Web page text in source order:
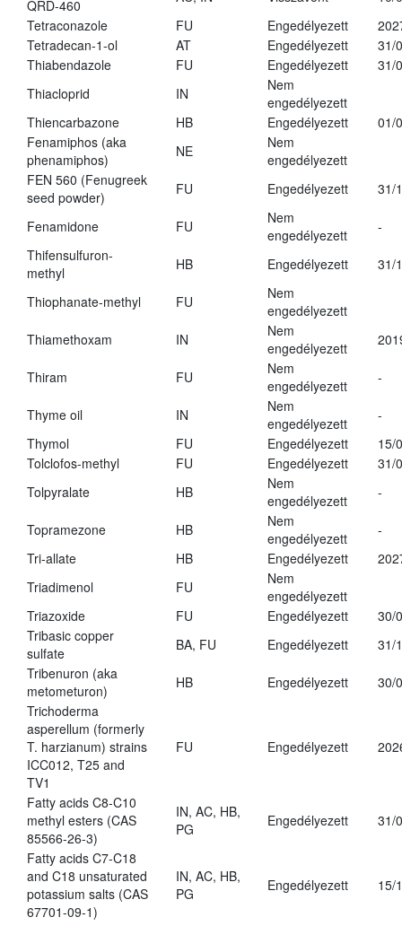
QRD-460
Tetraconazole
FU Engedélyezett
Tetradecan-1-ol
AT Engedélyezett
31/
Thiabendazole
FU Engedélyezett
31/
Thiacloprid
IN
Nem
engedélyezett
Thiencarbazone
HB Engedélyezett
01/
Fenamiphos (aka
phenamiphos)
NE
Nem
engedélyezett
FEN 560 (Fenugreek
seed powder)
FU Engedélyezett 31/
Fenamidone FU
Nem
engedélyezett
-
Thifensulfuron-
methyl
HB Engedélyezett 31/
Thiophanate-methyl FU
Nem
engedélyezett
Thiamethoxam
IN
Nem
engedélyezett
Thiram FU
Nem
engedélyezett
-
Thyme oil IN
Nem
engedélyezett
-
Thymol
FU Engedélyezett
15/
Tolclofos-methyl
FU Engedélyezett
31/
Tolpyralate
HB
Nem
engedélyezett
-
Topramezone HB
Nem
engedélyezett
-
Tri-allate
HB Engedélyezett
Triadimenol
FU
Nem
engedélyezett
Triazoxide
FU Engedélyezett
30/
Tribasic copper
sulfate
BA, FU Engedélyezett
31/
Tribenuron (aka
metometuron)
HB Engedélyezett
30/
Trichoderma
asperellum (formerly
T. harzianum) strains
ICC012, T25 and
TV1
FU Engedélyezett
Fatty acids C8-C10
methyl esters (CAS
85566-26-3)
IN, AC, HB,
PG
Engedélyezett 31/
Fatty acids C7-C18
and C18 unsaturated
potassium salts (CAS
67701-09-1)
IN, AC, HB,
PG
Engedélyezett 15/